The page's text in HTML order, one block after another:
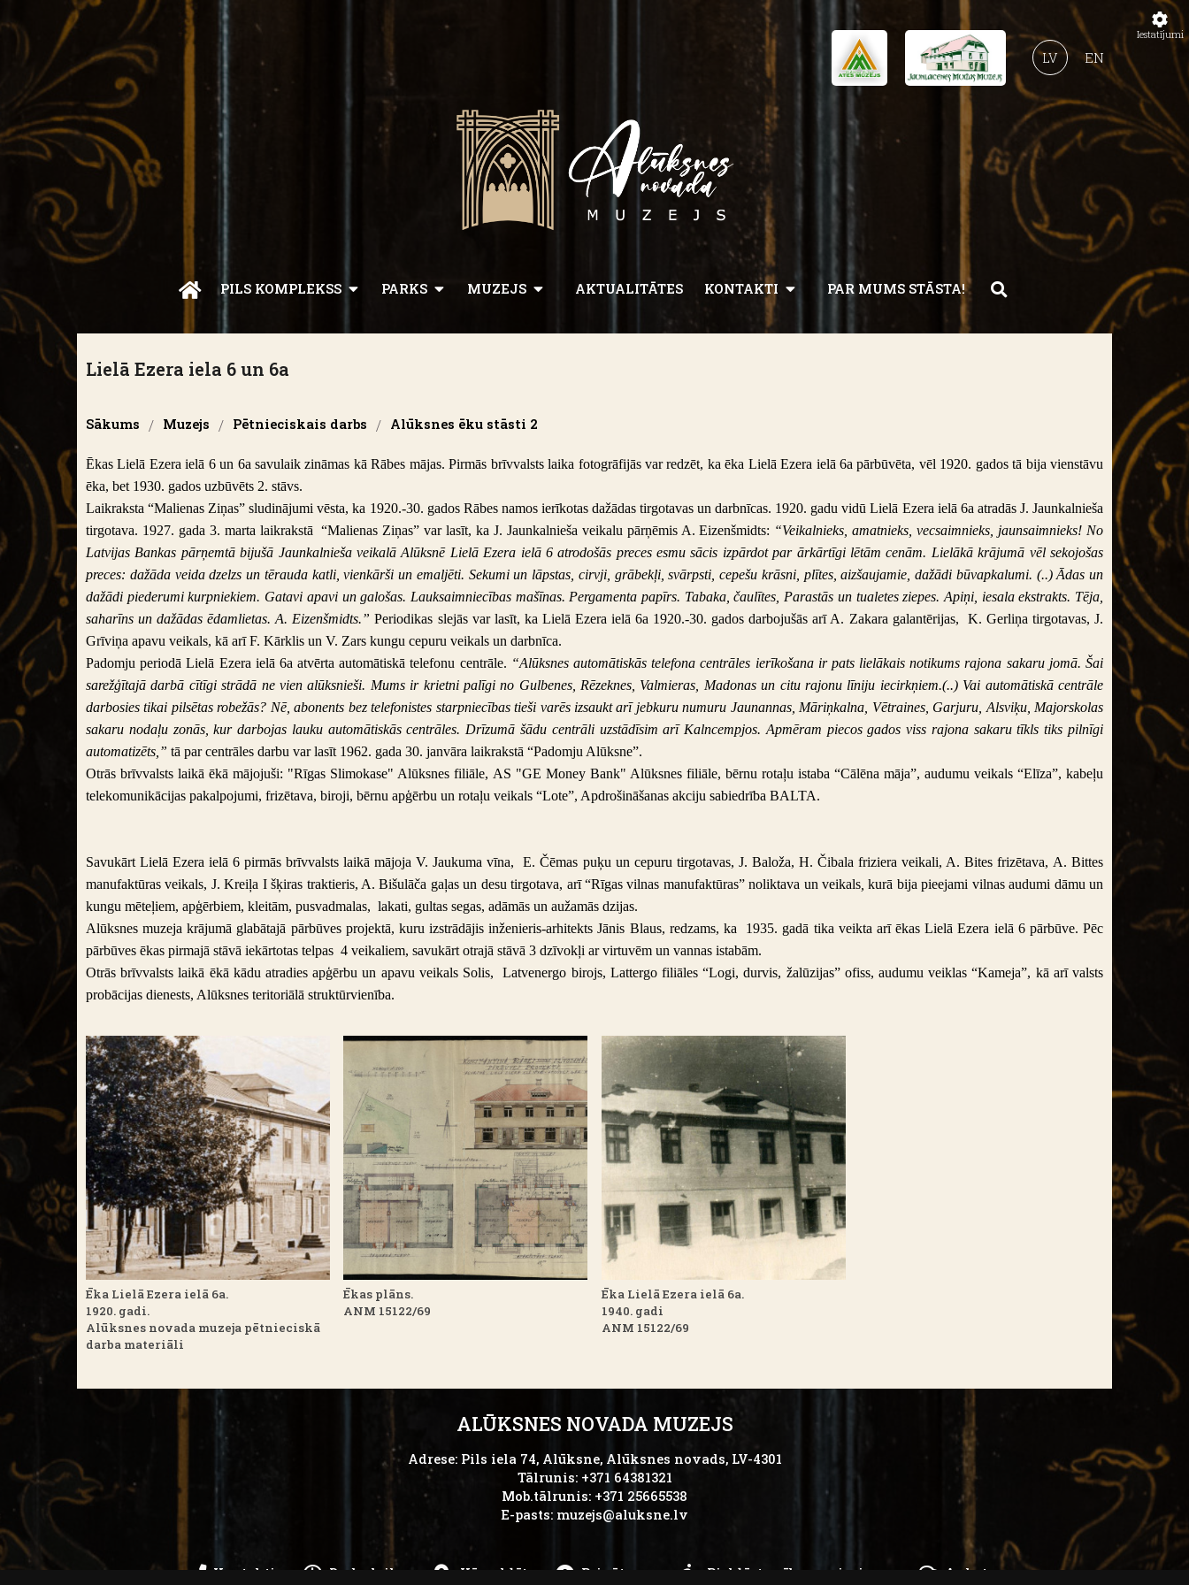
EN
LV
PILS KOMPLEKSS PARKS MUZEJS AKTUALITĀTES KONTAKTI PAR MUMS STĀSTA!
Lielā Ezera iela 6 un 6a
Sākums / Muzejs / Pētnieciskais darbs / Alūksnes ēku stāsti 2
Ēkas Lielā Ezera ielā 6 un 6a savulaik zināmas kā Rābes mājas. Pirmās brīvvalsts laika fotogrāfijās var redzēt, ka ēka Lielā Ezera ielā 6a pārbūvēta, vēl 1920. gados tā bija vienstāvu
ēka, bet 1930. gados uzbūvēts 2. stāvs.
Laikraksta “Malienas Ziņas” sludinājumi vēsta, ka 1920.-30. gados Rābes namos ierīkotas dažādas tirgotavas un darbnīcas. 1920. gadu vidū Lielā Ezera ielā 6a atradās J. Jaunkalnieša
tirgotava. 1927. gada 3. marta laikrakstā “Malienas Ziņas” var lasīt, ka J. Jaunkalnieša veikalu pārņēmis A. Eizenšmidts: “Veikalnieks, amatnieks, vecsaimnieks, jaunsaimnieks! No
Latvijas Bankas pārņemtā bijušā Jaunkalnieša veikalā Alūksnē Lielā Ezera ielā 6 atrodošās preces esmu sācis izpārdot par ārkārtīgi lētām cenām. Lielākā krājumā vēl sekojošas
preces: dažāda veida dzelzs un tērauda katli, vienkārši un emaljēti. Sekumi un lāpstas, cirvji, grābekļi, svārpsti, cepešu krāsni, plītes, aizšaujamie, dažādi būvapkalumi. (..) Ādas un
dažādi piederumi kurpniekiem. Gatavi apavi un galošas. Lauksaimniecības mašīnas. Pergamenta papīrs. Tabaka, čaulītes, Parastās un tualetes ziepes. Apiņi, iesala ekstrakts. Tēja,
saharīns un dažādas ēdamlietas. A. Eizenšmidts.” Periodikas slejās var lasīt, ka Lielā Ezera ielā 6a 1920.-30. gados darbojušās arī A. Zakara galantērijas, K. Gerliņa tirgotavas, J.
Grīviņa apavu veikals, kā arīF. Kārklis un V. Zars kungu cepuru veikals un darbnīca.
Padomju periodā Lielā Ezera ielā 6a atvērta automātiskā telefonu centrāle. “Alūksnes automātiskās telefona centrāles ierīkošana ir pats lielākais notikums rajona sakaru jomā. Šai
sarežģītajā darbā cītīgi strādā ne vien alūksnieši. Mums ir krietni palīgi no Gulbenes, Rēzeknes, Valmieras, Madonas un citu rajonu līniju iecirkņiem.(..) Vai automātiskā centrāle
darbosies tikai pilsētas robežās? Nē, abonents bez telefonistes starpniecības tieši varēs izsaukt arī jebkuru numuru Jaunannas, Māriņkalna, Vētraines, Garjuru, Alsviķu, Majorskolas
sakaru nodaļu zonās, kur darbojas lauku automātiskās centrāles. Drīzumā šādu centrāli uzstādīsim arī Kalncempjos. Apmēram piecos gados viss rajona sakaru tīkls tiks pilnīgi
automatizēts,” tā par centrāles darbu var lasīt 1962. gada 30. janvāra laikrakstā “Padomju Alūksne”.
Otrās brīvvalsts laikā ēkā mājojuši: "Rīgas Slimokase" Alūksnes filiāle, AS "GE Money Bank" Alūksnes filiāle, bērnu rotaļu istaba “Cālēna māja”, audumu veikals “Elīza”, kabeļu
telekomunikācijas pakalpojumi, frizētava, biroji, bērnu apģērbu un rotaļu veikals “Lote”, Apdrošināšanas akciju sabiedrība BALTA.
Savukārt Lielā Ezera ielā 6 pirmās brīvvalsts laikā mājoja V. Jaukuma vīna, E. Čēmas puķu un cepuru tirgotavas, J. Baloža, H. Čibala friziera veikali, A. Bites frizētava, A. Bittes
manufaktūras veikals, J. Kreiļa I šķiras traktieris, A. Bišulāča gaļas un desu tirgotava, arī “Rīgas vilnas manufaktūras” noliktava un veikals ,kurā bija pieejami vilnas audumi dāmu un
kungu mēteļiem, apģērbiem, kleitām, pusvadmalas, lakati, gultas segas, adāmās un aužamās dzijas.
Alūksnes muzeja krājumā glabātajā pārbūves projektā, kuru izstrādājis inženieris-arhitekts Jānis Blaus, redzams, ka 1935. gadā tika veikta arī ēkas Lielā Ezera ielā 6 pārbūve. Pēc
pārbūves ēkas pirmajā stāvā iekārtotas telpas 4 veikaliem, savukārt otrajā stāvā 3 dzīvokļi ar virtuvēm un vannas istabām.
Otrās brīvvalsts laikā ēkā kādu atradies apģērbu un apavu veikals Solis,
Latvenergo birojs, Lattergo filiāles “Logi, durvis, žalūzijas” ofiss, audumu veiklas “Kameja”, kā arī valsts
probācijas dienests, Alūksnes teritoriālā struktūrvienība.
Ēka Lielā Ezera ielā 6a.
1920. gadi.
Alūksnes novada muzeja pētnieciskā
darba materiāli
Ēkas plāns.
ANM 15122/69
Ēka Lielā Ezera ielā 6a.
1940. gadi
ANM 15122/69
ALŪKSNES NOVADA MUZEJS
Adrese: Pils iela 74, Alūksne, Alūksnes novads, LV-4301
Tālrunis: +371 64381321
Mob.tālrunis: +371 25665538
E-pasts: muzejs@aluksne.lv
Kontakti Darba laiks Kā nokļūt Privātums Piekļūstamības paziņojums Anketas
Iestatījumi